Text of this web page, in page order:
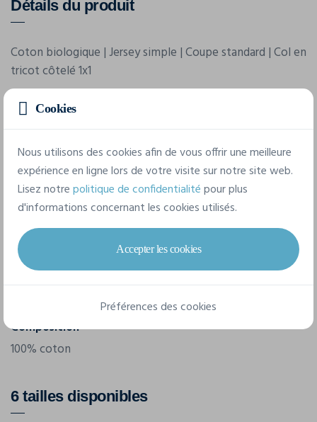
Détails du produit
Coton biologique | Jersey simple | Coupe standard | Col en
tricot côtelé 1x1
Caractéristiques
Marque
Build Your Brand
Référence
BY186
Grammage
Composition
100% coton
6 tailles disponibles
Cookies
Nous utilisons des cookies afin de vous offrir une meilleure
expérience en ligne lors de votre visite sur notre site web.
Lisez notrepolitique de confidentialitépour plus
d'informations concernant les cookies utilisés.
Accepter les cookies
Préférences des cookies